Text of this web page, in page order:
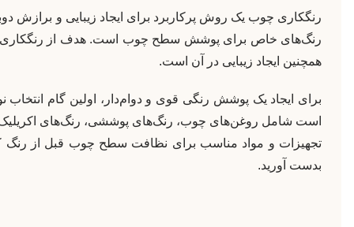
رنگکاری چوب یک روش پرکاربرد برای ایجاد زیبایی و برازش
رنگ‌های خاص برای پوشش سطح چوب است. هدف از
همچنین ایجاد زیبایی در آن است.
برای ایجاد یک پوشش رنگی قوی و دوام‌دار، اولین گام
است شامل روغن‌های چوب، رنگ‌های پوششی، رنگ‌های اکریلیک و
تجهیزات و مواد مناسب برای نظافت سطح چوب قبل از رنگ کاری
بدست آورید.